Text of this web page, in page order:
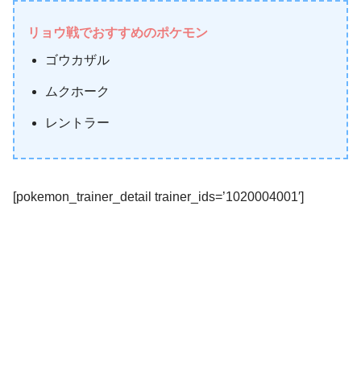
リョウ戦でおすすめのポケモン
ゴウカザル
ムクホーク
レントラー
[pokemon_trainer_detail trainer_ids=’1020004001′]